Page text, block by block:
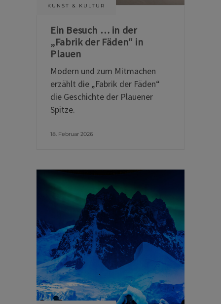
KUNST & KULTUR
Ein Besuch … in der
„Fabrik der Fäden“ in
Plauen
Modern und zum Mitmachen
erzählt die „Fabrik der Fäden“
die Geschichte der Plauener
Spitze.
18. Februar 2026